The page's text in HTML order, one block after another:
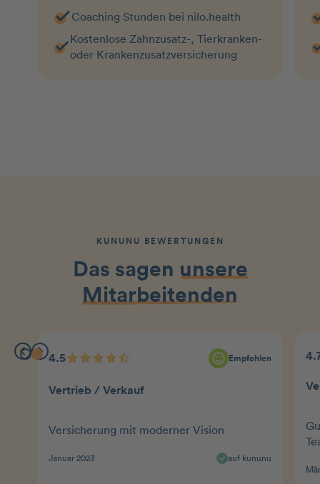
Coaching Stunden bei nilo.health
Kostenlose Zahnzusatz-, Tierkranken-
oder Krankenzusatzversicherung
KUNUNU BEWERTUNGEN
Das sagen unsere
Mitarbeitenden
4.5 Empfohlen
Vertrieb / Verkauf
Versicherung mit moderner Vision
Januar 2023 auf kununu